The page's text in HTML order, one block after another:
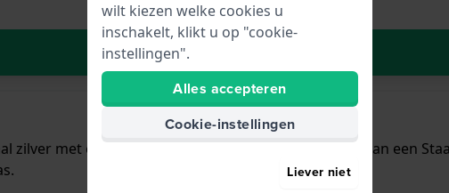
In Winkelwagen
zilver met een diameter van 29.4 mm en is voorzien van een
wilt kiezen welke cookies u
inschakelt, klikt u op "cookie-
instellingen".
Alles accepteren
Cookie-instellingen
Liever niet